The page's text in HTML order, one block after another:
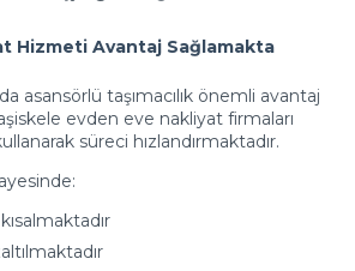
Hizmeti Avantaj Sağlamakta
asansörlü taşımacılık önemli avantaj
evden eve nakliyat firmaları
süreci hızlandırmaktadır.